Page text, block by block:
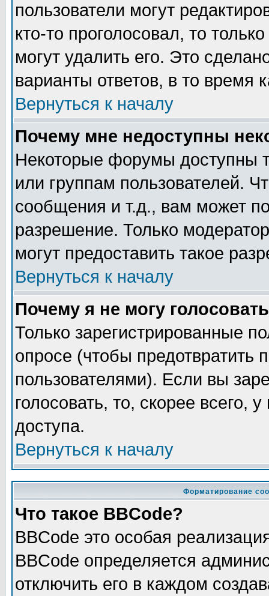
пользователи могут
кто-то проголосовал, то
могут удалить его. Это
варианты ответов, в то время
Вернуться к началу
Почему мне недоступны
Некоторые форумы доступны
или группам пользователей.
сообщения и т.д., вам может
разрешение. Только
могут предоставить такое
Вернуться к началу
Почему я не могу
Только зарегистрированные
опросе (чтобы предотвратить
пользователями). Если вы
голосовать, то, скорее всего,
доступа.
Вернуться к началу
Форматирование
Что такое BBCode?
BBCode это особая
BBCode определяется
отключить его в каждом